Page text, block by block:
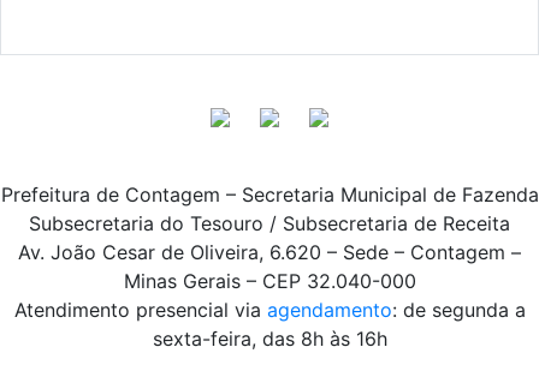
Prefeitura de Contagem – Secretaria Municipal de Fazenda
Subsecretaria do Tesouro / Subsecretaria de Receita
Av. João Cesar de Oliveira, 6.620 – Sede – Contagem –
Minas Gerais – CEP 32.040-000
Atendimento presencial via agendamento: de segunda a
sexta-feira, das 8h às 16h